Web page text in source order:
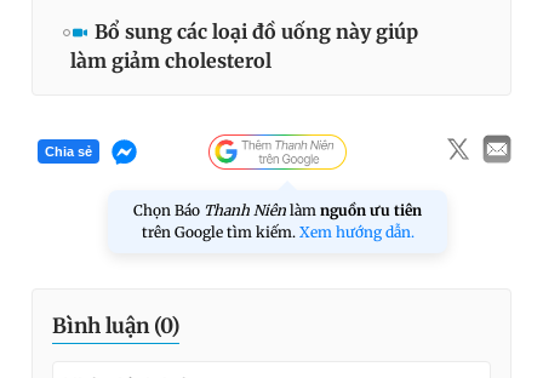
Bổ sung các loại đồ uống này giúp
làm giảm cholesterol
Chia sẻ
Chọn Báo Thanh Niên làm nguồn ưu tiên
trên Google tìm kiếm. Xem hướng dẫn.
Bình luận (0)